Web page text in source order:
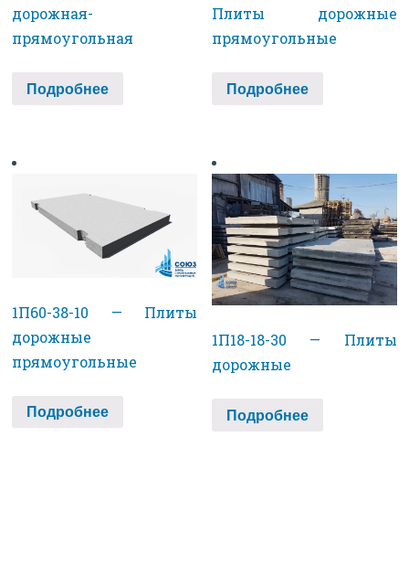
дорожная-
прямоугольная
Подробнее
Плиты дорожные
прямоугольные
Подробнее
1П60-38-10 — Плиты
дорожные
прямоугольные
Подробнее
1П18-18-30 — Плиты
дорожные
Подробнее